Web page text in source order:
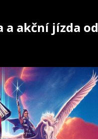
a akční jízda od